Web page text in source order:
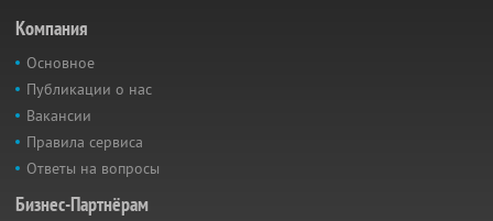
Компания
Основное
Публикации о нас
Вакансии
Правила сервиса
Ответы на вопросы
Бизнес-Партнёрам